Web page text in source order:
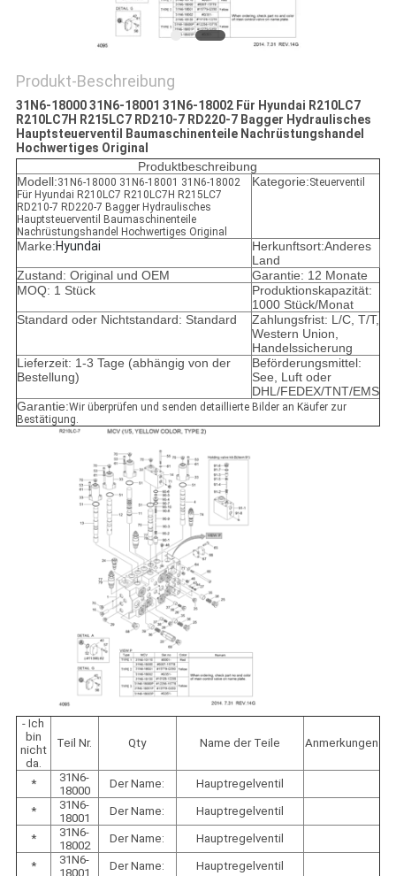
Produkt-Beschreibung
31N6-18000 31N6-18001 31N6-18002 Für Hyundai R210LC7
R210LC7H R215LC7 RD210-7 RD220-7 Bagger Hydraulisches
Hauptsteuerventil Baumaschinenteile Nachrüstungshandel
Hochwertiges Original
Produktbeschreibung
Modell:31N6-18000 31N6-18001 31N6-18002
Für Hyundai R210LC7 R210LC7H R215LC7
RD210-7 RD220-7 Bagger Hydraulisches
Hauptsteuerventil Baumaschinenteile
Nachrüstungshandel Hochwertiges Original
Kategorie:Steuerventil
Marke:Hyundai
Herkunftsort:Anderes
Land
Zustand: Original und OEM
Garantie: 12 Monate
MOQ: 1 Stück
Produktionskapazität:
1000 Stück/Monat
Standard oder Nichtstandard: Standard
Zahlungsfrist: L/C, T/T,
Western Union,
Handelssicherung
Lieferzeit: 1-3 Tage (abhängig von der
Bestellung)
Beförderungsmittel:
See, Luft oder
DHL/FEDEX/TNT/EMS
Garantie:Wir überprüfen und senden detaillierte Bilder an Käufer zur
Bestätigung.
- Ich
bin
nicht
da.
Teil Nr. Qty Name der Teile Anmerkungen
*
31N6-
18000
Der Name: Hauptregelventil
*
31N6-
18001
Der Name: Hauptregelventil
*
31N6-
18002
Der Name: Hauptregelventil
*
31N6-
18001
Der Name: Hauptregelventil